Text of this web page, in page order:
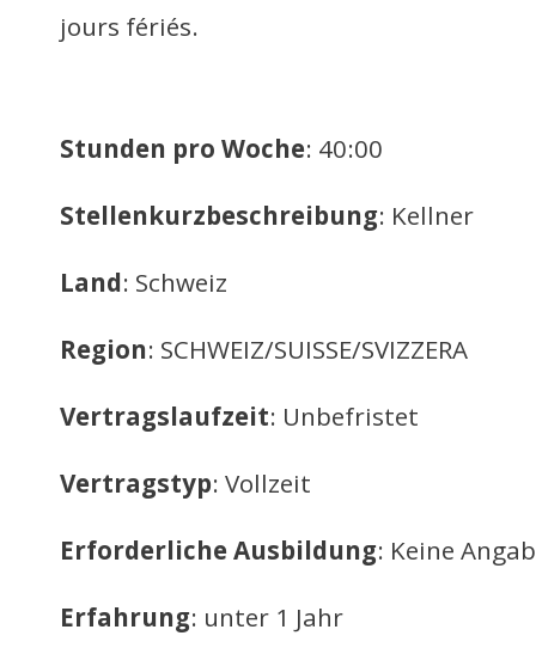
jours fériés.
Stunden pro Woche: 40:00
Stellenkurzbeschreibung: Kellner
Land: Schweiz
Region: SCHWEIZ/SUISSE/SVIZZERA
Vertragslaufzeit: Unbefristet
Vertragstyp: Vollzeit
Erforderliche Ausbildung: Keine
Erfahrung: unter 1 Jahr